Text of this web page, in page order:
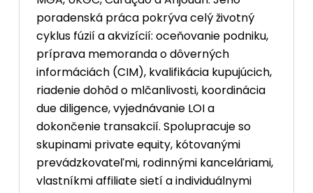
poradenská práca pokrýva celý životný
cyklus fúzií a akvizícií: oceňovanie podniku,
príprava memoranda o dôverných
informáciách (CIM), kvalifikácia kupujúcich,
riadenie dohôd o mlčanlivosti, koordinácia
due diligence, vyjednávanie LOI a
dokončenie transakcií. Spolupracuje so
skupinami private equity, kótovanými
prevádzkovateľmi, rodinnými kanceláriami,
vlastníkmi affiliate sietí a individuálnymi